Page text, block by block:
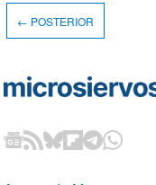
← POSTERIOR